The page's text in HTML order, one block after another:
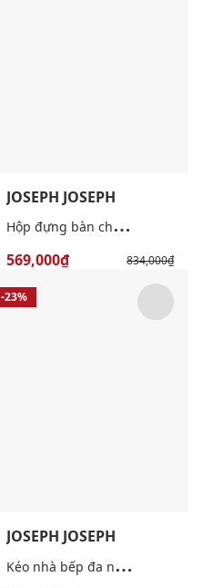
JOSEPH JOSEPH
H
ộp đựng bàn chải nhỏ gọn tiện dụng
569,000₫ 834,000₫
-23%
JOSEPH JOSEPH
K
éo nhà bếp đa năng PowerGrip